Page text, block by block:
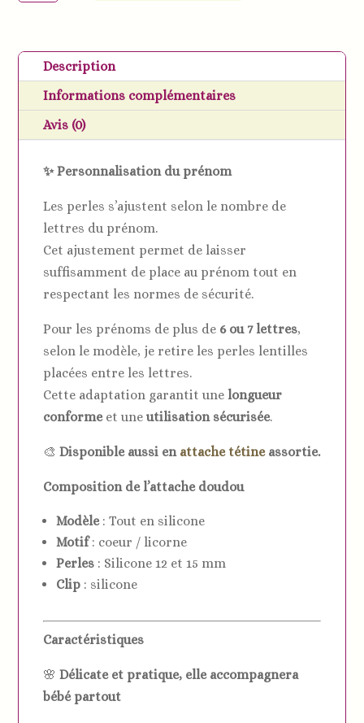
personnalisée
licorne/cœur
Description
Informations complémentaires
Avis (0)
✨ Personnalisation du prénom
Les perles s’ajustent selon le nombre de
lettres du prénom.
Cet ajustement permet de laisser
suffisamment de place au prénom tout en
respectant les normes de sécurité.
Pour les prénoms de plus de 6 ou 7 lettres,
selon le modèle, je retire les perles lentilles
placées entre les lettres.
Cette adaptation garantit une longueur
conformeet uneutilisation sécurisée.
🎨Disponible aussi en attache tétineassortie.
Composition de l’attache doudou
Modèle: Tout en silicone
Motif: coeur / licorne
Perles : Silicone 12 et 15 mm
Clip : silicone
Caractéristiques
🌸Délicate et pratique, elle accompagnera
bébé partout